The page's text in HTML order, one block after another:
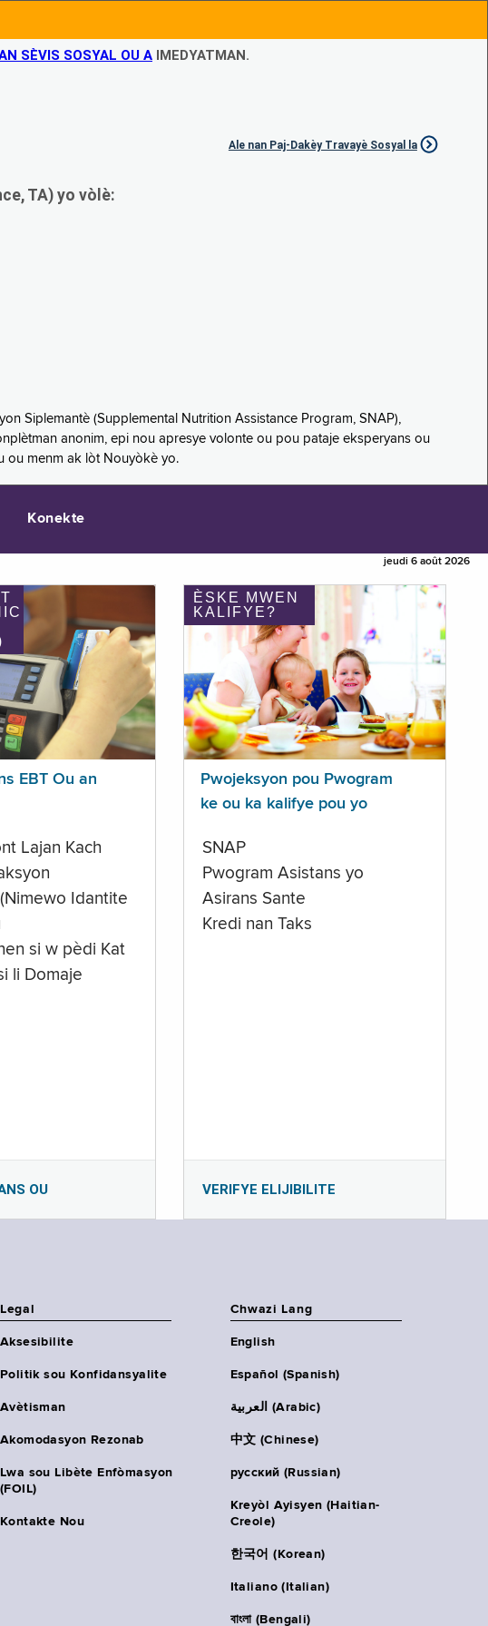
SÈVIS SOSYAL OU A IMEDYATMAN.
Ale nan Paj-Dakèy Travayè Sosyal la
TA) yo vòlè:
Siplemantè (Supplemental Nutrition Assistance Program, SNAP),
anonim, epi nou apresye volonte ou pou pataje eksperyans ou
ou menm ak lòt Nouyòkè yo.
Konekte
jeudi 6 août 2026
EBT Ou an
Lajan Kach
Idantite
si w pèdi Kat
li Domaje
OU
ÈSKE MWEN
KALIFYE?
Pwojeksyon pou Pwogram
ke ou ka kalifye pou yo
SNAP
Pwogram Asistans yo
Asirans Sante
Kredi nan Taks
VERIFYE ELIJIBILITE
Legal
Aksesibilite
Politik sou Konfidansyalite
Avètisman
Akomodasyon Rezonab
Lwa sou Libète Enfòmasyon
(FOIL)
Kontakte Nou
Chwazi Lang
English
Español (Spanish)
العربية (Arabic)
中文 (Chinese)
русский (Russian)
Kreyòl Ayisyen (Haitian-
Creole)
한국어 (Korean)
Italiano (Italian)
বাংলা (Bengali)